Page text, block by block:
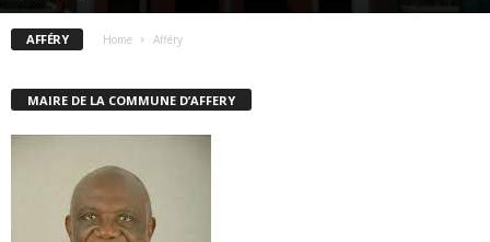
AFFÉRY Home Afféry
MAIRE DE LA COMMUNE D’AFFERY